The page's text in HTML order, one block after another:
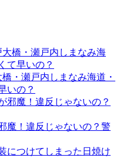
・瀬戸内しまなみ海道・
いの？
魔！違反じゃないの？警